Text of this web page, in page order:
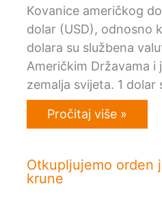
Kovanice američkog
dolar (USD), odnosno
dolara su službena
Američkim Državama i
zemalja svijeta. 1 dolar
Pročitaj više »
Otkupljujemo orden
krune